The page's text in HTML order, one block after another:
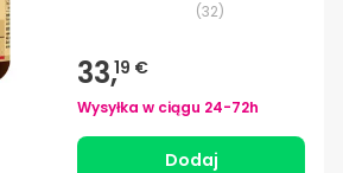
(32)
33,19 €
Wysyłka w ciągu 24-72h
Dodaj